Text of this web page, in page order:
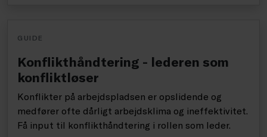
GUIDE
Konflikthåndtering - lederen som
konfliktløser
Konflikter på arbejdspladsen er opslidende og
medfører ofte dårligt arbejdsklima og ineffektivitet.
Få input til konflikthåndtering i rollen som leder.